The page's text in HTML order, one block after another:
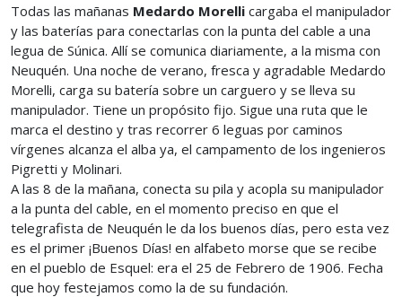
Todas las mañanas Medardo Morelli cargaba el manipulador
y las baterías para conectarlas con la punta del cable a una
legua de Súnica. Allí se comunica diariamente, a la misma con
Neuquén. Una noche de verano, fresca y agradable Medardo
Morelli, carga su batería sobre un carguero y se lleva su
manipulador. Tiene un propósito fijo. Sigue una ruta que le
marca el destino y tras recorrer 6 leguas por caminos
vírgenes alcanza el alba ya, el campamento de los ingenieros
Pigretti y Molinari.
A las 8 de la mañana, conecta su pila y acopla su manipulador
a la punta del cable, en el momento preciso en que el
telegrafista de Neuquén le da los buenos días, pero esta vez
es el primer ¡Buenos Días! en alfabeto morse que se recibe
en el pueblo de Esquel: era el 25 de Febrero de 1906. Fecha
que hoy festejamos como la de su fundación.